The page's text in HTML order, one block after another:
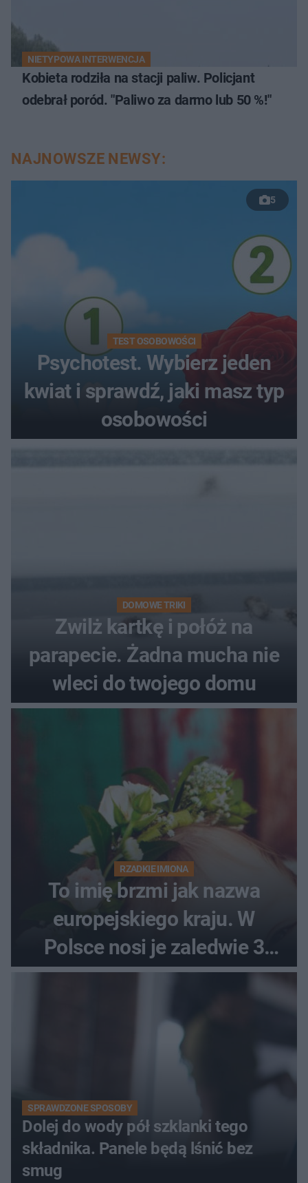
NIETYPOWA INTERWENCJA
Kobieta rodziła na stacji paliw. Policjant
odebrał poród. "Paliwo za darmo lub 50 %!"
NAJNOWSZE NEWSY:
5
TEST OSOBOWOŚCI
Psychotest. Wybierz jeden
kwiat i sprawdź, jaki masz typ
osobowości
DOMOWE TRIKI
Zwilż kartkę i połóż na
parapecie. Żadna mucha nie
wleci do twojego domu
RZADKIE IMIONA
To imię brzmi jak nazwa
europejskiego kraju. W
Polsce nosi je zaledwie 3
kobiety
SPRAWDZONE SPOSOBY
Dolej do wody pół szklanki tego
składnika. Panele będą lśnić bez
smug